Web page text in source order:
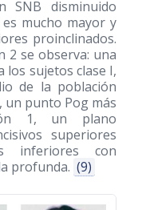
SNB disminuido
mucho mayor y
proinclinados.
2 se observa: una
los sujetos clase I,
de la población
un punto Pog más
1, un plano
superiores
inferiores con
profunda. (9)